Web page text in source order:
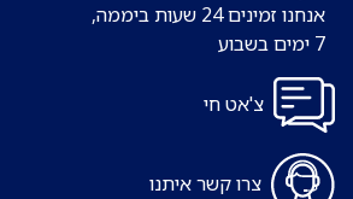
אנחנו זמינים 24 שעות ביממה,
צ'אט חי
צרו קשר איתנו